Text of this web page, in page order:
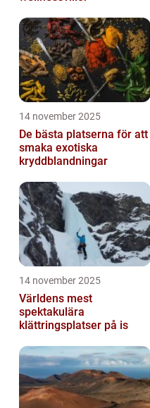
14 november 2025
De bästa platserna för att
smaka exotiska
kryddblandningar
14 november 2025
Världens mest
spektakulära
klättringsplatser på is